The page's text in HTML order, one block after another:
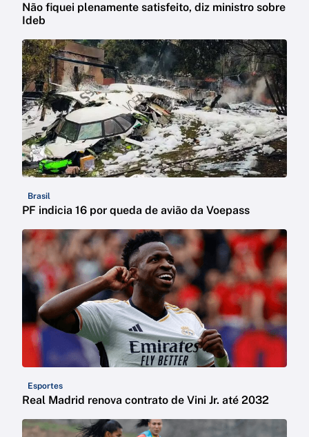
Não fiquei plenamente satisfeito, diz ministro sobre
Ideb
Brasil
PF indicia 16 por queda de avião da Voepass
Esportes
Real Madrid renova contrato de Vini Jr. até 2032